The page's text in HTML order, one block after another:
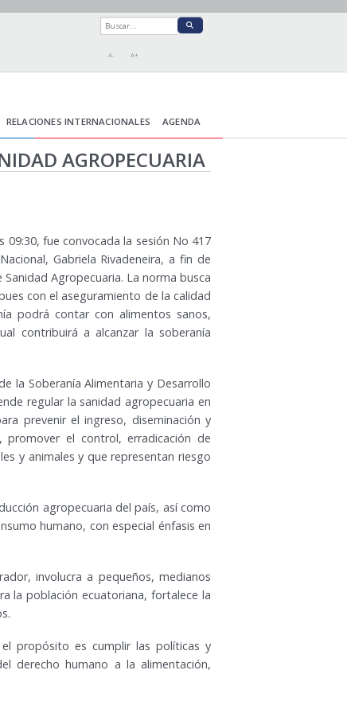
A- A+
RELACIONES INTERNACIONALES AGENDA
AGROPECUARIA
fue convocada la sesión No 417
Gabriela Rivadeneira, a fin de
Agropecuaria. La norma busca
con el aseguramiento de la calidad
podrá contar con alimentos sanos,
contribuirá a alcanzar la soberanía
la Soberanía Alimentaria y Desarrollo
regular la sanidad agropecuaria en
prevenir el ingreso, diseminación y
promover el control, erradicación de
y animales y que representan riesgo
agropecuaria del país, así como
humano, con especial énfasis en
involucra a pequeños, medianos
la población ecuatoriana, fortalece la
propósito es cumplir las políticas y
derecho humano a la alimentación,